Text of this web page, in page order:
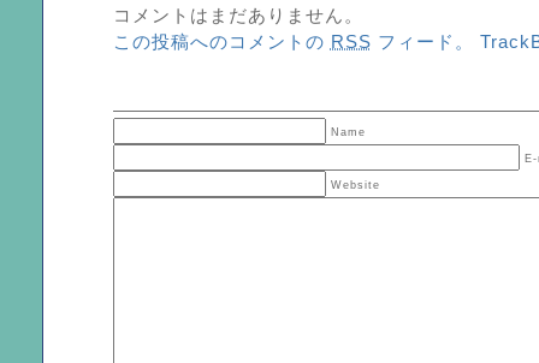
コメントはまだありません。
この投稿へのコメントの RSS フィード。
Name
Website